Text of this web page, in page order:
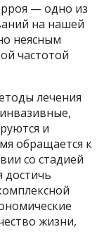
— одно из
на нашей
неясным
частотой
лечения
и
обращается к
со стадией
достичь
жизни,